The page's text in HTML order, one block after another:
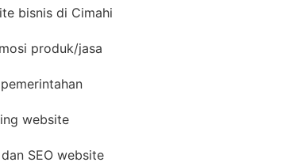
bisnis di Cimahi
produk/jasa
website
SEO website